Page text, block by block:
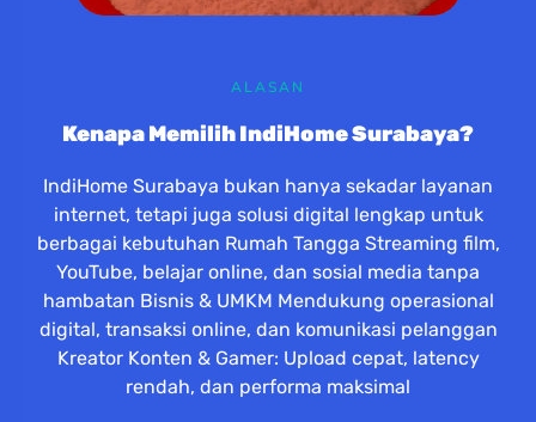
ALASAN
Kenapa Memilih IndiHome Surabaya?
IndiHome Surabaya bukan hanya sekadar layanan
internet, tetapi juga solusi digital lengkap untuk
berbagai kebutuhan Rumah Tangga Streaming film,
YouTube, belajar online, dan sosial media tanpa
hambatan Bisnis & UMKM Mendukung operasional
digital, transaksi online, dan komunikasi pelanggan
Kreator Konten & Gamer: Upload cepat, latency
rendah, dan performa maksimal